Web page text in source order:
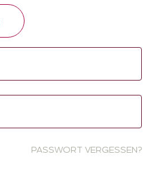
PASSWORT VERGESSEN?